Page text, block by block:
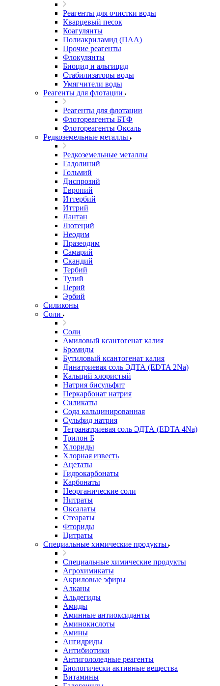
Реагенты для очистки воды
Кварцевый песок
Коагулянты
Полиакриламид (ПАА)
Прочие реагенты
Флокулянты
Биоцид и альгицид
Стабилизаторы воды
Умягчители воды
Реагенты для флотации
Реагенты для флотации
Флотореагенты БТФ
Флотореагенты Оксаль
Редкоземельные металлы
Редкоземельные металлы
Гадолиний
Гольмий
Диспрозий
Европий
Иттербий
Иттрий
Лантан
Лютеций
Неодим
Празеодим
Самарий
Скандий
Тербий
Тулий
Церий
Эрбий
Силиконы
Соли
Соли
Амиловый ксантогенат калия
Бромиды
Бутиловый ксантогенат калия
Динатриевая соль ЭДТА (EDTA 2Na)
Кальций хлористый
Натрия бисульфит
Перкарбонат натрия
Силикаты
Сода кальцинированная
Сульфид натрия
Тетранатриевая соль ЭДТА (EDTA 4Na)
Трилон Б
Хлориды
Хлорная известь
Ацетаты
Гидрокарбонаты
Карбонаты
Неорганические соли
Нитраты
Оксалаты
Стеараты
Фториды
Цитраты
Специальные химические продукты
Специальные химические продукты
Агрохимикаты
Акриловые эфиры
Алканы
Альдегиды
Амиды
Аминные антиоксиданты
Аминокислоты
Амины
Ангидриды
Антибиотики
Антигололедные реагенты
Биологически активные вещества
Витамины